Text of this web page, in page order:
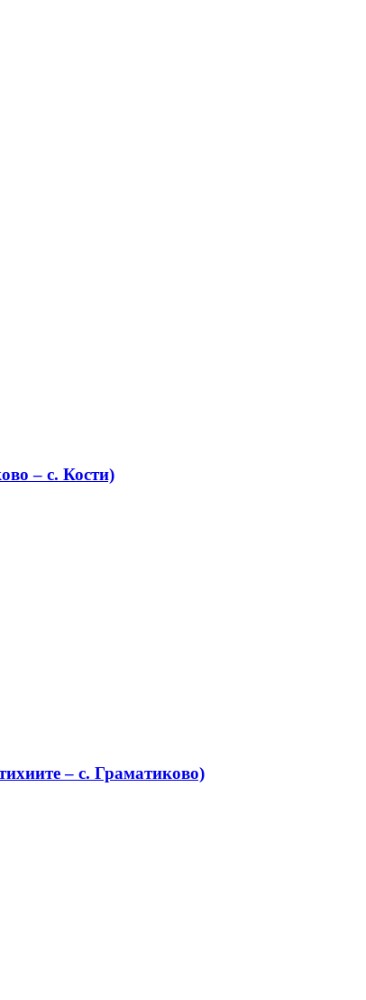
– с. Кости)
– с. Граматиково)